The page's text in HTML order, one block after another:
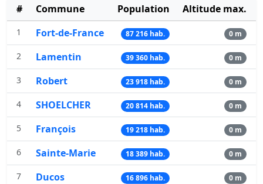
# Commune Population Altitude max.
1 Fort-de-France 87 216 hab. 0 m
2 Lamentin 39 360 hab. 0 m
3 Robert 23 918 hab. 0 m
4 SHOELCHER 20 814 hab. 0 m
5 François 19 218 hab. 0 m
6 Sainte-Marie 18 389 hab. 0 m
7 Ducos 16 896 hab. 0 m